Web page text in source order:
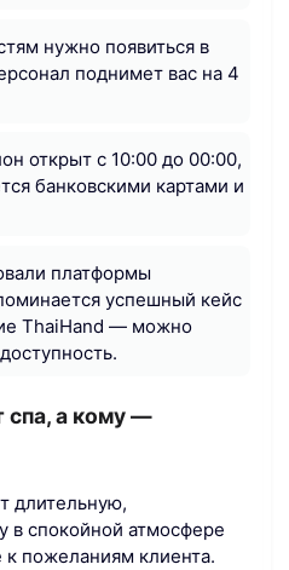
нужно появиться в
поднимет вас на 4
открыт с 10:00 до 00:00,
банковскими картами и
платформы
успешный кейс
ThaiHand — можно
спа, а кому —
длительную,
в спокойной атмосфере
пожеланиям клиента.